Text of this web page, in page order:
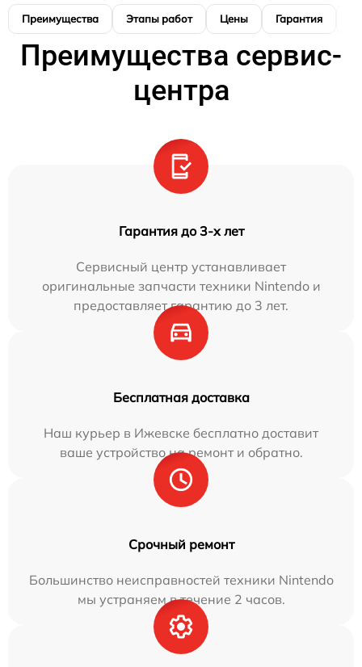
Преимущества Этапы работ Цены Гарантия
Преимущества сервис-
центра
Гарантия до 3-х лет
Сервисный центр устанавливает
оригинальные запчасти техники Nintendo и
предоставляет гарантию до 3 лет.
Бесплатная доставка
Наш курьер в Ижевске бесплатно доставит
ваше устройство на ремонт и обратно.
Срочный ремонт
Большинство неисправностей техники Nintendo
мы устраняем в течение 2 часов.